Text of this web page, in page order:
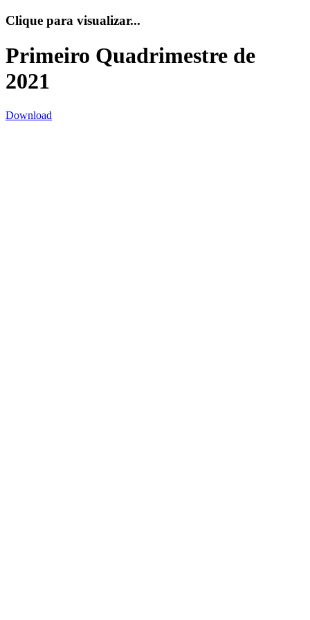
Clique para visualizar...
Primeiro Quadrimestre de
2021
Download